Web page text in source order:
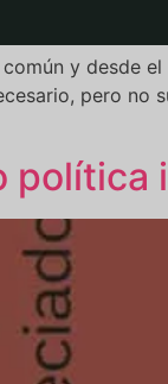
y desde
pero no
política